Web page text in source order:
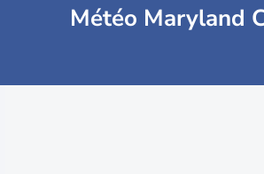
Météo Maryland